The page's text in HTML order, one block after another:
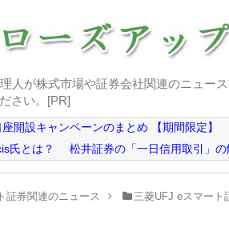
人が株式市場や証券会社関連のニュー
さい。[PR]
開設キャンペーンのまとめ 【期間限定】
氏とは？
松井証券の「一日信用取引」の
証券関連のニュース 三菱UFJ eスマート